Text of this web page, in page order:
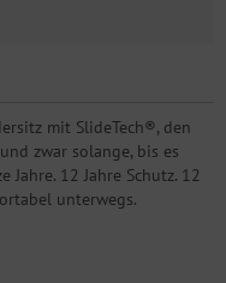
mit SlideTech®, den
zwar solange, bis es
12 Jahre Schutz. 12
unterwegs.